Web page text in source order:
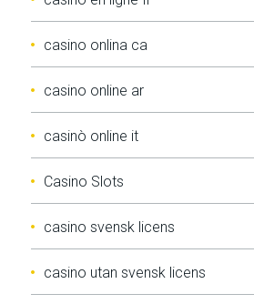
casino onlina ca
casino online ar
casinò online it
Casino Slots
casino svensk licens
casino utan svensk licens